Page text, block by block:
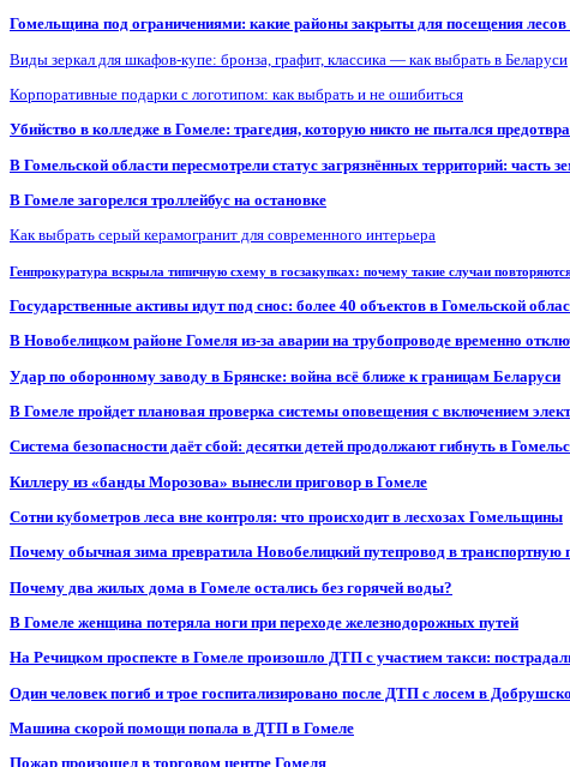
Гомельщина под ограничениями: какие районы закрыты для посещения лесов
Виды зеркал для шкафов-купе: бронза, графит, классика — как выбрать в Беларуси
Корпоративные подарки с логотипом: как выбрать и не ошибиться
Убийство в колледже в Гомеле: трагедия, которую никто не пытался
В Гомельской области пересмотрели статус загрязнённых территорий: часть
В Гомеле загорелся троллейбус на остановке
Как выбрать серый керамогранит для современного интерьера
Генпрокуратура вскрыла типичную схему в госзакупках: почему такие случаи
Государственные активы идут под снос: более 40 объектов в Гомельской
В Новобелицком районе Гомеля из-за аварии на трубопроводе временно
Удар по оборонному заводу в Брянске: война всё ближе к границам Беларуси
В Гомеле пройдет плановая проверка системы оповещения с включением
Система безопасности даёт сбой: десятки детей продолжают гибнуть в
Киллеру из «банды Морозова» вынесли приговор в Гомеле
Сотни кубометров леса вне контроля: что происходит в лесхозах Гомельщины
Почему обычная зима превратила Новобелицкий путепровод в транспортную
Почему два жилых дома в Гомеле остались без горячей воды?
В Гомеле женщина потеряла ноги при переходе железнодорожных путей
На Речицком проспекте в Гомеле произошло ДТП с участием такси:
Один человек погиб и трое госпитализировано после ДТП с лосем в
Машина скорой помощи попала в ДТП в Гомеле
Пожар произошел в торговом центре Гомеля